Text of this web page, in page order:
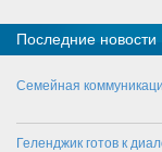
Последние новости
Семейная
Геленджик готов к